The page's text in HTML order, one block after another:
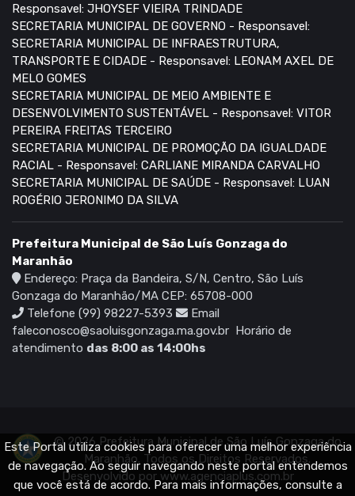
Este Portal utiliza cookies para oferecer uma melhor experiência
de navegação. Ao seguir navegando neste portal entendemos
que você está de acordo. Para mais informações, consulte a
Responsavel: JHOYSEF VIEIRA TRINDADE
SECRETARIA MUNICIPAL DE GOVERNO - Responsavel:
SECRETARIA MUNICIPAL DE INFRAESTRUTURA,
TRANSPORTE E CIDADE - Responsavel: LEONAM AXEL DE
MELO GOMES
SECRETARIA MUNICIPAL DE MEIO AMBIENTE E
DESENVOLVIMENTO SUSTENTÁVEL - Responsavel: VITOR
PEREIRA FREITAS TERCEIRO
SECRETARIA MUNICIPAL DE PROMOÇÃO DA IGUALDADE
RACIAL - Responsavel: CARLIANE MIRANDA CARVALHO
SECRETARIA MUNICIPAL DE SAÚDE - Responsavel: LUAN
ROGÉRIO JERONIMO DA SILVA
Prefeitura Municipal de São Luís Gonzaga do
Maranhão
Endereço: Praça da Bandeira, S/N, Centro, São Luís
Gonzaga do Maranhão/MA CEP: 65708-000
Telefone (99) 98227-5393
Email
faleconosco@saoluisgonzaga.ma.gov.br Horário de
atendimento das 8:00 as 14:00hs
© 2026 Prefeitura Municipal de São Luís Gonzaga do
Maranhão. Todos os Direitos Reservados.
Desenvolvido por www.agenciaplus.com.br